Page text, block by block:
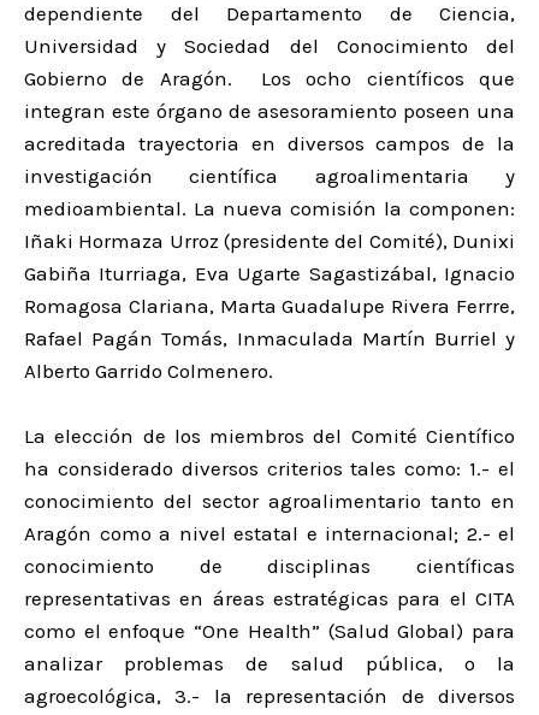
dependiente del Departamento de Ciencia,
Universidad y Sociedad del Conocimiento del
Gobierno de Aragón. Los ocho científicos que
integran este órgano de asesoramiento poseen una
acreditada trayectoria en diversos campos de la
investigación científica agroalimentaria y
medioambiental. La nueva comisión la componen:
Iñaki Hormaza Urroz (presidente del Comité), Dunixi
Gabiña Iturriaga, Eva Ugarte Sagastizábal, Ignacio
Romagosa Clariana, Marta Guadalupe Rivera Ferrre,
Rafael Pagán Tomás, Inmaculada Martín Burriel y
Alberto Garrido Colmenero.
La elección de los miembros del Comité Científico
ha considerado diversos criterios tales como: 1.- el
conocimiento del sector agroalimentario tanto en
Aragón como a nivel estatal e internacional; 2.- el
conocimiento de disciplinas científicas
representativas en áreas estratégicas para el CITA
como el enfoque “One Health” (Salud Global) para
analizar problemas de salud pública, o la
agroecológica, 3.- la representación de diversos